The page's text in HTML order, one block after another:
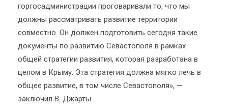
горгосадминистрации проговаривали то, что мы
должны рассматривать развитие территории
совместно. Он должен подготовить сегодня такие
документы по развитию Севастополя в рамках
общей стратегии развития, которая разработана в
целом в Крыму. Эта стратегия должна мягко лечь в
общее развитие, в том числе Севастополя», —
заключил В. Джарты.